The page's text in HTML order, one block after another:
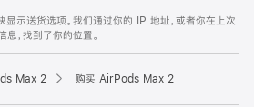
显示送货选项。我们通过你的 IP 地址，或者你在上次
，找到了你的位置。
Max 2 购买 AirPods Max 2